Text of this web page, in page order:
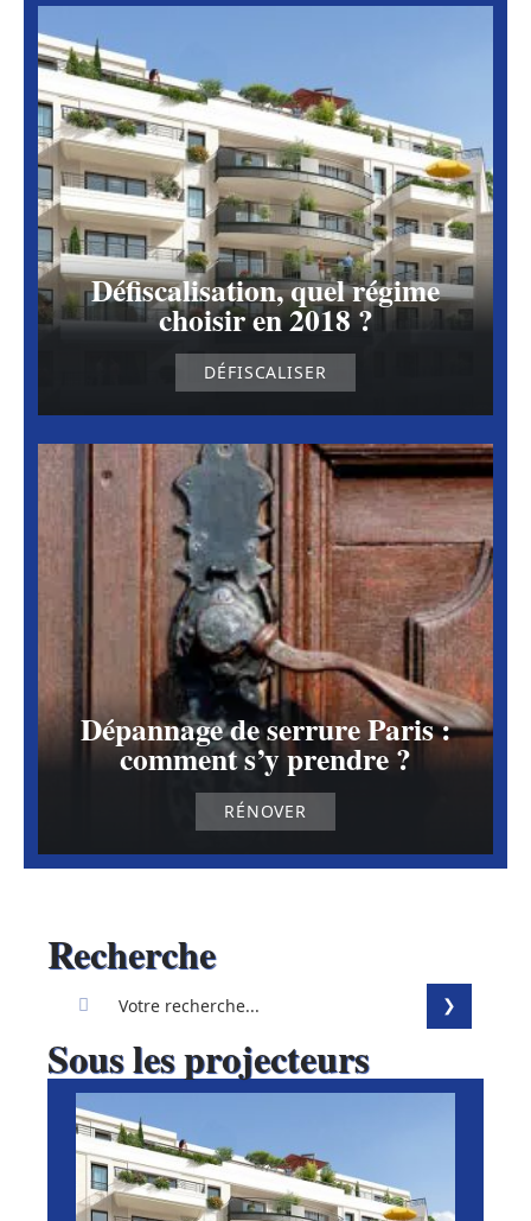
Défiscalisation, quel régime
choisir en 2018 ?
DÉFISCALISER
Dépannage de serrure Paris :
comment s’y prendre ?
RÉNOVER
Recherche
Sous les projecteurs